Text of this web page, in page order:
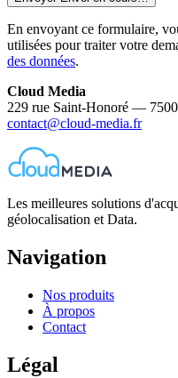
En envoyant ce formulaire,
utilisées pour traiter votre
des données.
Cloud Media
229 rue Saint-Honoré —
contact@cloud-media.fr
Les meilleures solutions
géolocalisation et Data.
Navigation
Nos produits
À propos
Contact
Légal